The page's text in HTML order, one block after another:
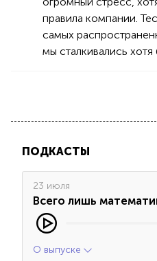
правила компании.
самых
мы сталкивались хотя
ПОДКАСТЫ
23 июля
Всего лишь
О выпуске